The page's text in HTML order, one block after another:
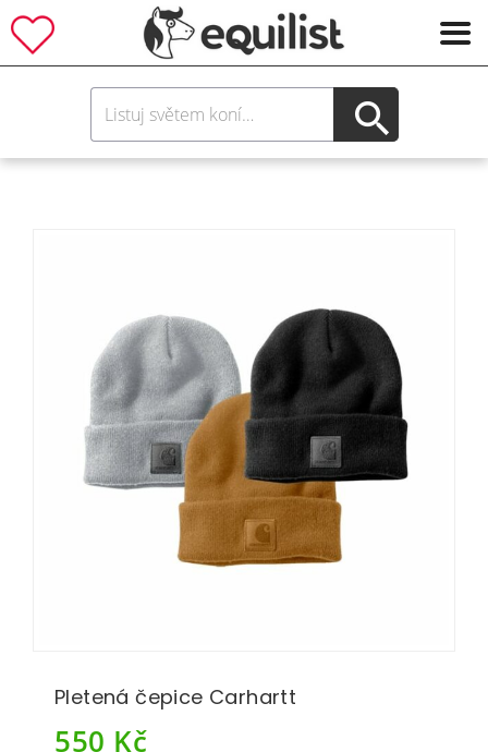
Pletená čepice Carhartt
550 Kč